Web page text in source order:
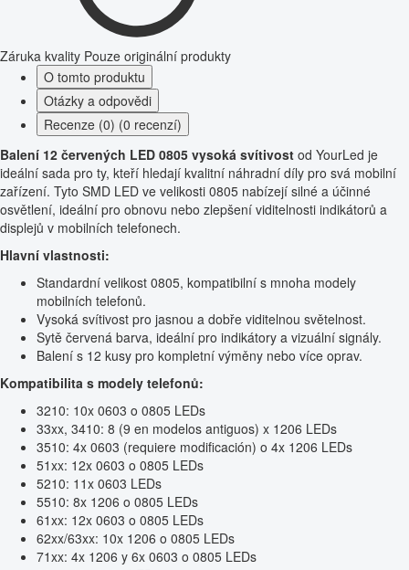
Záruka kvality Pouze originální produkty
O tomto produktu
Otázky a odpovědi
Recenze (0) (0 recenzí)
Balení 12 červených LED 0805 vysoká svítivost od YourLed je
ideální sada pro ty, kteří hledají kvalitní náhradní díly pro svá mobilní
zařízení. Tyto SMD LED ve velikosti 0805 nabízejí silné a účinné
osvětlení, ideální pro obnovu nebo zlepšení viditelnosti indikátorů a
displejů v mobilních telefonech.
Hlavní vlastnosti:
Standardní velikost 0805, kompatibilní s mnoha modely
mobilních telefonů.
Vysoká svítivost pro jasnou a dobře viditelnou světelnost.
Sytě červená barva, ideální pro indikátory a vizuální signály.
Balení s 12 kusy pro kompletní výměny nebo více oprav.
Kompatibilita s modely telefonů:
3210: 10x 0603 o 0805 LEDs
33xx, 3410: 8 (9 en modelos antiguos) x 1206 LEDs
3510: 4x 0603 (requiere modificación) o 4x 1206 LEDs
51xx: 12x 0603 o 0805 LEDs
5210: 11x 0603 LEDs
5510: 8x 1206 o 0805 LEDs
61xx: 12x 0603 o 0805 LEDs
62xx/63xx: 10x 1206 o 0805 LEDs
71xx: 4x 1206 y 6x 0603 o 0805 LEDs